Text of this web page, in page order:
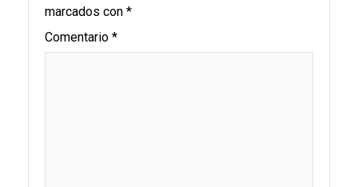
marcados con *
Comentario *